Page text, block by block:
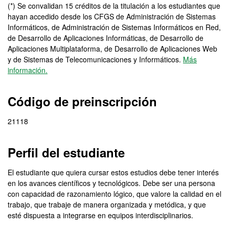
(*) Se convalidan 15 créditos de la titulación a los estudiantes que
hayan accedido desde los CFGS de Administración de Sistemas
Informáticos, de Administración de Sistemas Informáticos en Red,
de Desarrollo de Aplicaciones Informáticas, de Desarrollo de
Aplicaciones Multiplataforma, de Desarrollo de Aplicaciones Web
y de Sistemas de Telecomunicaciones y Informáticos. Más
información.
Código de preinscripción
21118
Perfil del estudiante
El estudiante que quiera cursar estos estudios debe tener interés
en los avances científicos y tecnológicos. Debe ser una persona
con capacidad de razonamiento lógico, que valore la calidad en el
trabajo, que trabaje de manera organizada y metódica, y que
esté dispuesta a integrarse en equipos interdisciplinarios.